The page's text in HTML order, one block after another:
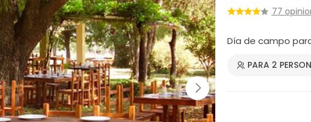
77
Día de campo
PARA 2